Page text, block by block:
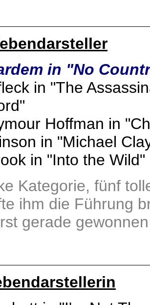
in "No
in "The
Hoffman in
in "Michael
in "Into the Wild"
Kategorie, fünf
ihm die Führung
gerade